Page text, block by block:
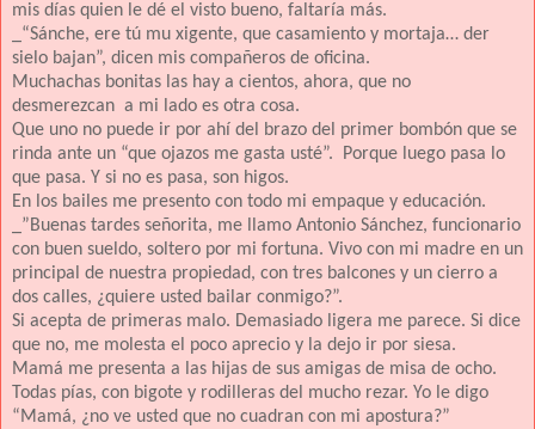
mis días quien le dé el visto bueno, faltaría más.
_“Sánche, ere tú mu xigente, que casamiento y mortaja… der
sielo bajan”, dicen mis compañeros de oficina.
Muchachas bonitas las hay a cientos, ahora, que no
desmerezcan a mi lado es otra cosa.
Que uno no puede ir por ahí del brazo del primer bombón que se
rinda ante un “que ojazos me gasta usté”. Porque luego pasa lo
que pasa. Y si no es pasa, son higos.
En los bailes me presento con todo mi empaque y educación.
_”Buenas tardes señorita, me llamo Antonio Sánchez, funcionario
con buen sueldo, soltero por mi fortuna. Vivo con mi madre en un
principal de nuestra propiedad, con tres balcones y un cierro a
dos calles, ¿quiere usted bailar conmigo?”.
Si acepta de primeras malo. Demasiado ligera me parece. Si dice
que no, me molesta el poco aprecio y la dejo ir por siesa.
Mamá me presenta a las hijas de sus amigas de misa de ocho.
Todas pías, con bigote y rodilleras del mucho rezar. Yo le digo
“Mamá, ¿no ve usted que no cuadran con mi apostura?”